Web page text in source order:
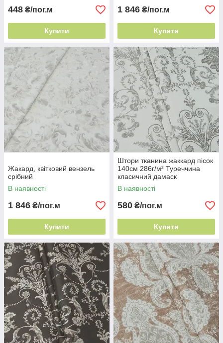
448 ₴/пог.м
Купити
1 846 ₴/пог.м
Купити
Жакард, квітковий вензель
срібний
В наявності
1 846 ₴/пог.м
Купити
Штори тканина жаккард пісок
140см 286г/м² Туреччина
класичний дамаск
В наявності
580 ₴/пог.м
Купити